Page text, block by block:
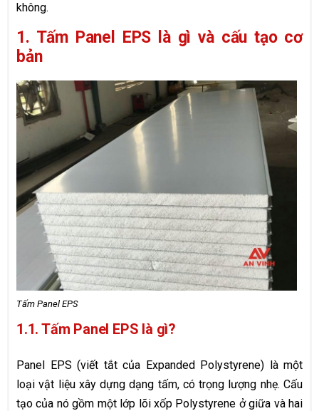
không.
1. Tấm Panel EPS là gì và cấu tạo cơ
bản
Tấm Panel EPS
1.1. Tấm Panel EPS là gì?
Panel EPS (viết tắt của Expanded Polystyrene) là một
loại vật liệu xây dựng dạng tấm, có trọng lượng nhẹ. Cấu
tạo của nó gồm một lớp lõi xốp Polystyrene ở giữa và hai